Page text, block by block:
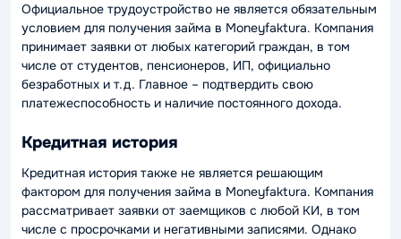
Официальное трудоустройство не является обязательным
условием для получения займа в Moneyfaktura. Компания
принимает заявки от любых категорий граждан, в том
числе от студентов, пенсионеров, ИП, официально
безработных и т.д. Главное – подтвердить свою
платежеспособность и наличие постоянного дохода.
Кредитная история
Кредитная история также не является решающим
фактором для получения займа в Moneyfaktura. Компания
рассматривает заявки от заемщиков с любой КИ, в том
числе с просрочками и негативными записями. Однако